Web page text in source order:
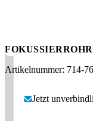
Artikelnummer: 714-
Jetzt